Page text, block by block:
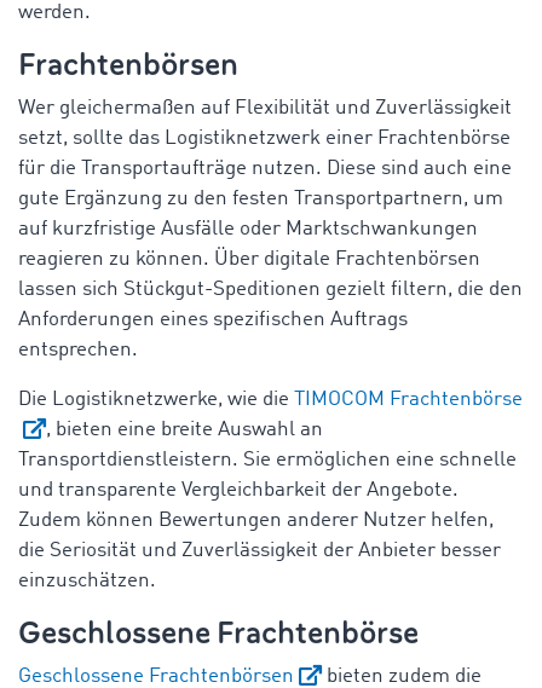
werden.
Frachtenbörsen
Wer gleichermaßen auf Flexibilität und Zuverlässigkeit
setzt, sollte das Logistiknetzwerk einer Frachtenbörse
für die Transportaufträge nutzen. Diese sind auch eine
gute Ergänzung zu den festen Transportpartnern, um
auf kurzfristige Ausfälle oder Marktschwankungen
reagieren zu können. Über digitale Frachtenbörsen
lassen sich Stückgut-Speditionen gezielt filtern, die den
Anforderungen eines spezifischen Auftrags
entsprechen.
Die Logistiknetzwerke, wie die
TIMOCOM Frachtenbörse
, bieten eine breite Auswahl an
Transportdienstleistern. Sie ermöglichen eine schnelle
und transparente Vergleichbarkeit der Angebote.
Zudem können Bewertungen anderer Nutzer helfen,
die Seriosität und Zuverlässigkeit der Anbieter besser
einzuschätzen.
Geschlossene Frachtenbörse
Geschlossene Frachtenbörsen
bieten zudem die